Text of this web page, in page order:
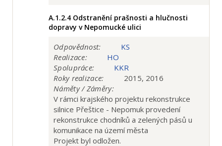
A.1.2.4 Odstranění prašnosti a hlučnosti
dopravy v Nepomucké ulici
Odpovědnost:
KS
Realizace:
HO
Spolupráce:
KKR
Roky realizace:
2015, 2016
Náměty / Záměry:
V rámci krajského projektu rekonstrukce
silnice Přeštice - Nepomuk provedení
rekonstrukce chodníků a zelených pásů u
komunikace na území města
Projekt byl odložen.